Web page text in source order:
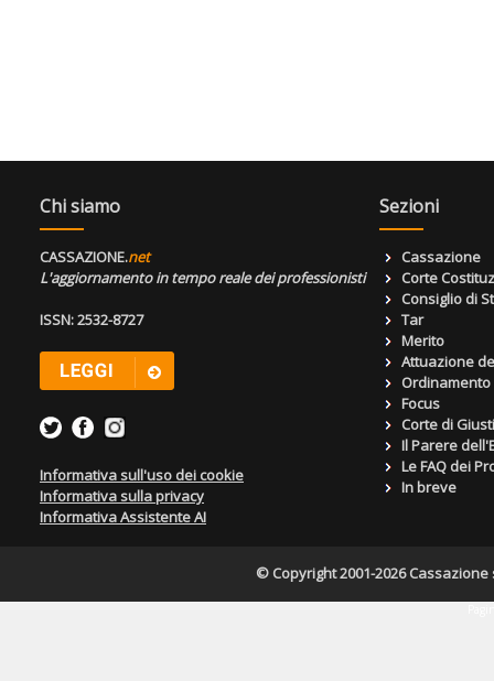
Chi siamo
CASSAZIONE.net
L'aggiornamento in tempo reale dei professionisti
ISSN: 2532-8727
Informativa sull'uso dei cookie
Informativa sulla privacy
Informativa Assistente AI
Sezioni
Cassazione
Corte
Consiglio di
Tar
Merito
Attuazione
Focus
Corte di
Il Parere
Le FAQ dei
In breve
© Copyright 2001-2026 Cassazione